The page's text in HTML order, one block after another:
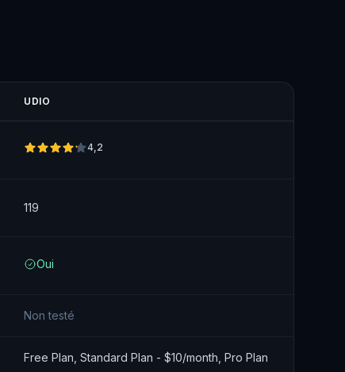
UDIO
4,2
119
Oui
Non testé
Free Plan, Standard Plan - $10/month, Pro Plan